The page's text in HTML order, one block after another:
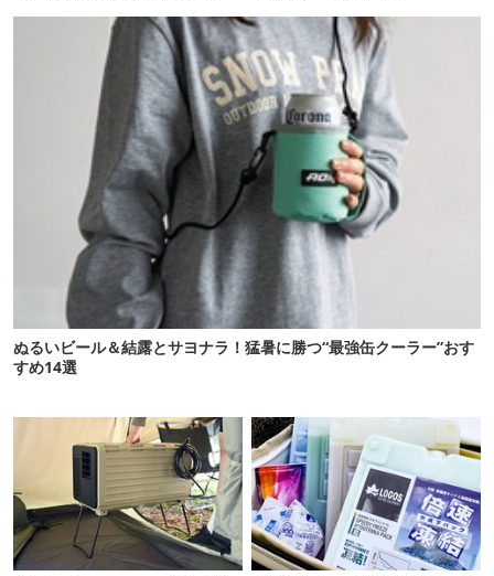
ぬるいビール＆結露とサヨナラ！猛暑に勝つ“最強缶クーラー”おす
すめ14選